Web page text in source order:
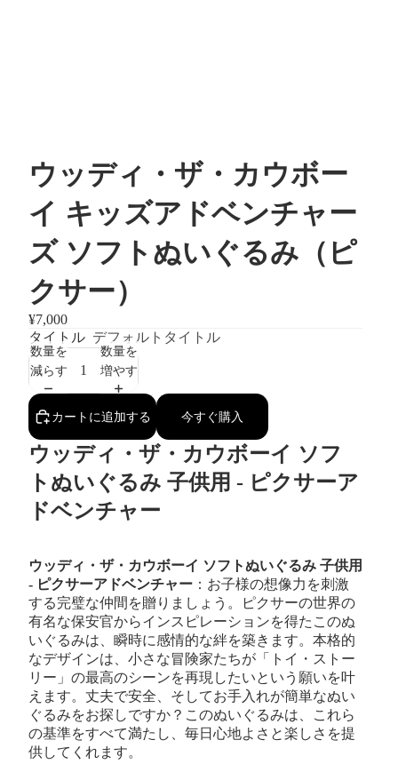
ウッディ・ザ・カウボー
イ キッズアドベンチャー
ズ ソフトぬいぐるみ（ピ
クサー）
¥7,000
タイトル デフォルトタイトル
数量を
減らす
数量を
増やす
カートに追加する 今すぐ購入
ウッディ・ザ・カウボーイ ソフ
トぬいぐるみ 子供用 - ピクサーア
ドベンチャー
ウッディ・ザ・カウボーイ ソフトぬいぐるみ 子供用
- ピクサーアドベンチャー ：お子様の想像力を刺激
する完璧な仲間を贈りましょう。ピクサーの世界の
有名な保安官からインスピレーションを得たこのぬ
いぐるみは、瞬時に感情的な絆を築きます。本格的
なデザインは、小さな冒険家たちが「トイ・ストー
リー」の最高のシーンを再現したいという願いを叶
えます。丈夫で安全、そしてお手入れが簡単なぬい
ぐるみをお探しですか？このぬいぐるみは、これら
の基準をすべて満たし、毎日心地よさと楽しさを提
供してくれます。